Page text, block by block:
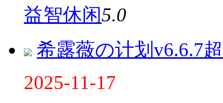
益智休闲5.0
希露薇の计划v6.6.7
2025-11-17